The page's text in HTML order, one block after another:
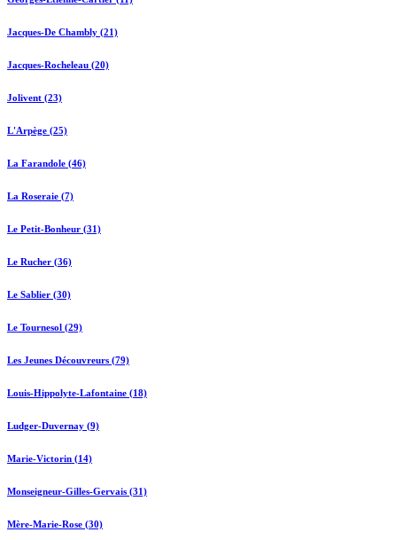
Jacques-De Chambly (21)
Jacques-Rocheleau (20)
Jolivent (23)
L'Arpège (25)
La Farandole (46)
La Roseraie (7)
Le Petit-Bonheur (31)
Le Rucher (36)
Le Sablier (30)
Le Tournesol (29)
Les Jeunes Découvreurs (79)
Louis-Hippolyte-Lafontaine (18)
Ludger-Duvernay (9)
Marie-Victorin (14)
Monseigneur-Gilles-Gervais (31)
Mère-Marie-Rose (30)